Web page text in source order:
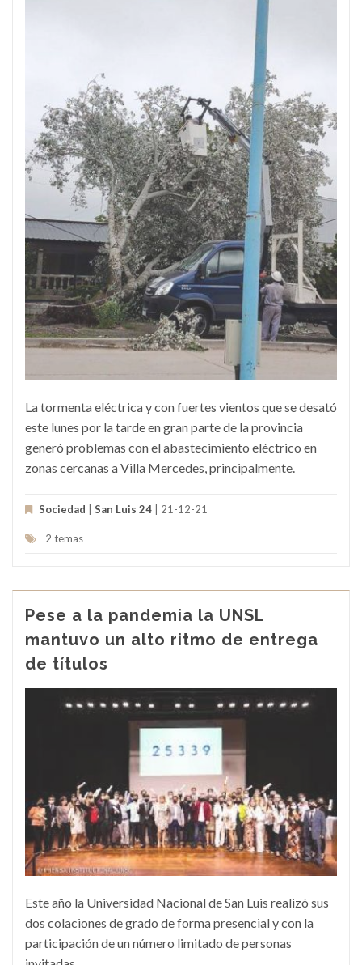
La tormenta eléctrica y con fuertes vientos que se desató
este lunes por la tarde en gran parte de la provincia
generó problemas con el abastecimiento eléctrico en
zonas cercanas a Villa Mercedes, principalmente.
Sociedad | San Luis 24 | 21-12-21
2 temas
Pese a la pandemia la UNSL
mantuvo un alto ritmo de entrega
de títulos
Este año la Universidad Nacional de San Luis realizó sus
dos colaciones de grado de forma presencial y con la
participación de un número limitado de personas